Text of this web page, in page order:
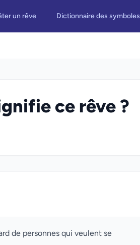
un rêve Dictionnaire des symboles
ce rêve ?
de personnes qui veulent se